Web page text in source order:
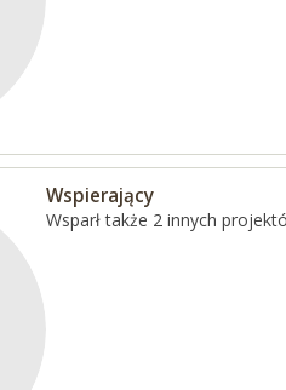
Wspierający
Wsparł także 2 innych